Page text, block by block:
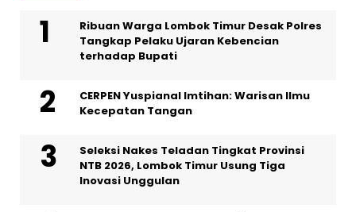
Ribuan Warga Lombok Timur Desak Polres
Tangkap Pelaku Ujaran Kebencian
terhadap Bupati
CERPEN Yuspianal Imtihan: Warisan Ilmu
Kecepatan Tangan
Seleksi Nakes Teladan Tingkat Provinsi
NTB 2026, Lombok Timur Usung Tiga
Inovasi Unggulan